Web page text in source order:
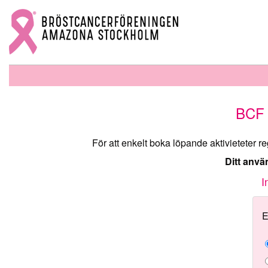
För att enkelt boka löpande aktivieteter
Ditt